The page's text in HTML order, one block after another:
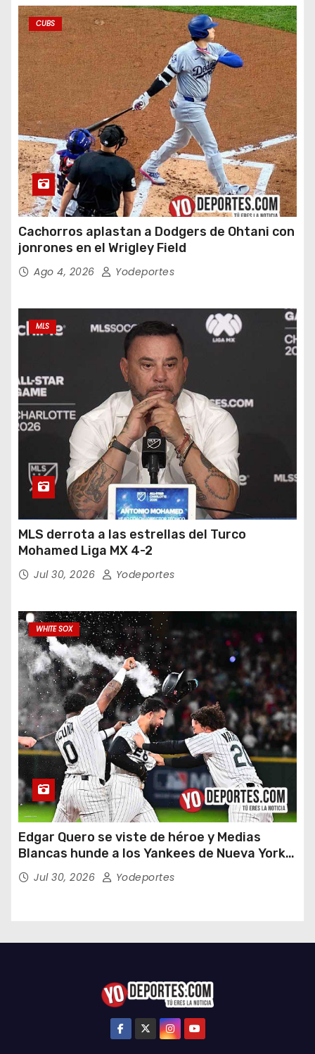
CUBS
Cachorros aplastan a Dodgers de Ohtani con
jonrones en el Wrigley Field
Ago 4, 2026 Yodeportes
MLS
MLS derrota a las estrellas del Turco
Mohamed Liga MX 4-2
Jul 30, 2026 Yodeportes
WHITE SOX
Edgar Quero se viste de héroe y Medias
Blancas hunde a los Yankees de Nueva York
en doce entradas
Jul 30, 2026 Yodeportes